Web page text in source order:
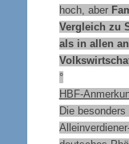
hoch, aber
Vergleich zu
als in allen
°
HBF-
Die